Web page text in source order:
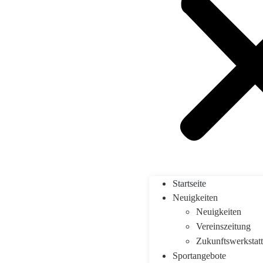
Startseite
Neuigkeiten
Neuigkeiten
Vereinszeitung
Zukunftswerkstatt
Sportangebote